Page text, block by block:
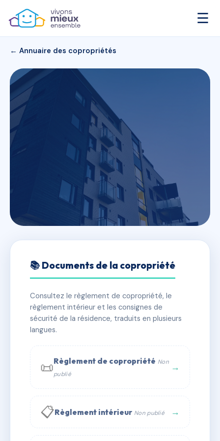
☰
← Annuaire des copropriétés
SDC 39 rue du Docteur Heulin
⚠ IMMATRICULEE_RATTACHEMENT_EXPIRE
🏠 28 lots
🏗 2 bâtiment(s)
📞 Contacter Syndic Digital 💬 WhatsApp
✉ Email
📚 Documents de la copropriété
Consultez le règlement de copropriété, le
règlement intérieur et les consignes de
sécurité de la résidence, traduits en plusieurs
langues.
📜Règlement de copropriété Non
publié
→
📋Règlement intérieur Non publié →